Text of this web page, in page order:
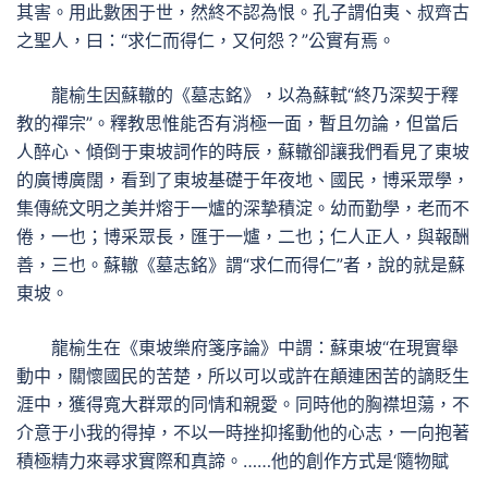
其害。用此數困于世，然終不認為恨。孔子謂伯夷、叔齊古
之聖人，曰：“求仁而得仁，又何怨？”公實有焉。
龍榆生因蘇轍的《墓志銘》，以為蘇軾“終乃深契于釋
教的禪宗”。釋教思惟能否有消極一面，暫且勿論，但當后
人醉心、傾倒于東坡詞作的時辰，蘇轍卻讓我們看見了東坡
的廣博廣闊，看到了東坡基礎于年夜地、國民，博采眾學，
集傳統文明之美并熔于一爐的深摯積淀。幼而勤學，老而不
倦，一也；博采眾長，匯于一爐，二也；仁人正人，與報酬
善，三也。蘇轍《墓志銘》謂“求仁而得仁”者，說的就是蘇
東坡。
龍榆生在《東坡樂府箋序論》中謂：蘇東坡“在現實舉
動中，關懷國民的苦楚，所以可以或許在顛連困苦的謫貶生
涯中，獲得寬大群眾的同情和親愛。同時他的胸襟坦蕩，不
介意于小我的得掉，不以一時挫抑搖動他的心志，一向抱著
積極精力來尋求實際和真諦。……他的創作方式是‘隨物賦